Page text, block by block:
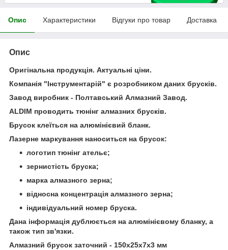
Опис Характеристики Відгуки про товар Доставка
Опис
Оригінальна продукція. Актуальні ціни.
Компанія "Інструментарій" є розробником даних брусків.
Завод виробник - Полтавський Алмазний Завод.
ALDIM проводить тюнінг алмазних брусків.
Брусок клеїться на алюмінієвий бланк.
Лазерне маркування наноситься на брусок:
логотип тюнінг ательє;
зернистість бруска;
марка алмазного зерна;
відносна концентрація алмазного зерна;
індивідуальний номер бруска.
Дана інформація дублюється на алюмінієвому бланку, а
також тип зв'язки.
Алмазний брусок заточний - 150х25х7х3 мм